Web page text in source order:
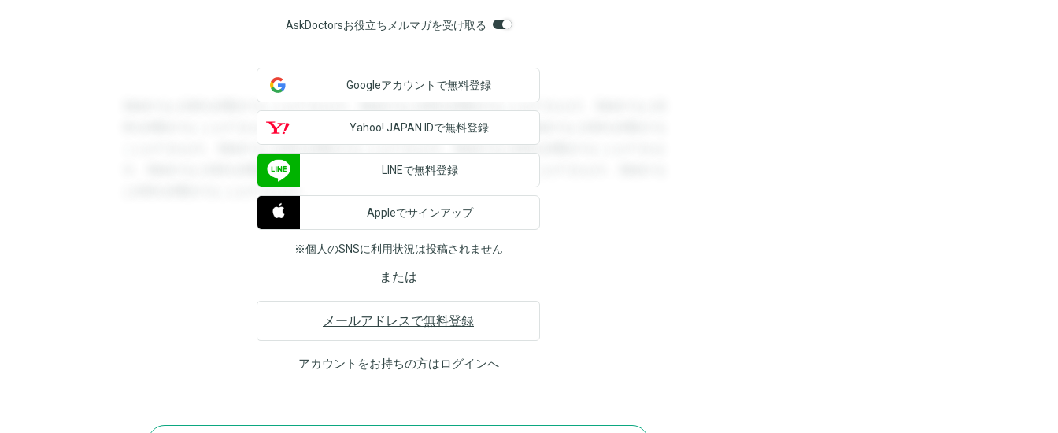
AskDoctorsお役立ちメルマガを受け取る
登録すると回答を閲覧することができます。登録すると回答を閲覧することができます。登録すると回
答を閲覧することができます。登録すると回答を閲覧することができます。登録すると回答を閲覧する
ことができます。登録すると回答を閲覧することができます。登録すると回答を閲覧することができま
す。登録すると回答を閲覧することができます。登録すると回答を閲覧することができます。登録する
と回答を閲覧することができます。
Googleアカウントで無料登録
Yahoo! JAPAN IDで無料登録
LINEで無料登録
Appleでサインアップ
※個人のSNSに利用状況は投稿されません
または
メールアドレスで無料登録
アカウントをお持ちの方はログインへ